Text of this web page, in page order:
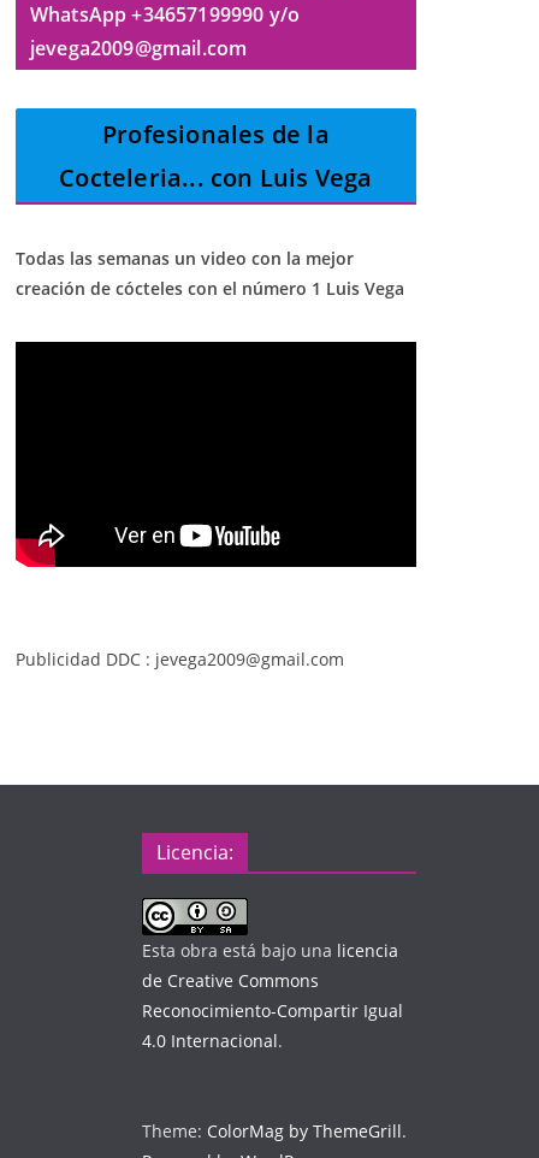
WhatsApp +34657199990 y/o
jevega2009@gmail.com
Profesionales de la
Cocteleria... con Luis Vega
Todas las semanas un video con la mejor
creación de cócteles con el número 1 Luis Vega
Publicidad DDC : jevega2009@gmail.com
Licencia:
Esta obra está bajo una licencia
de Creative Commons
Reconocimiento-Compartir Igual
4.0 Internacional.
Theme: ColorMag by ThemeGrill.